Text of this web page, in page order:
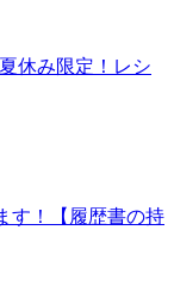
休み限定！レシ
す！【履歴書の持